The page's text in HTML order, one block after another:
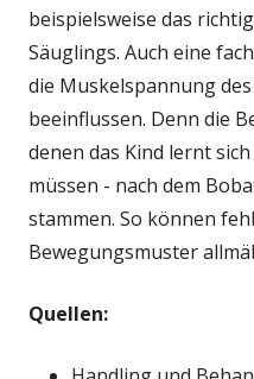
beispielsweise das
Säuglings. Auch eine
die Muskelspannung
beeinflussen. Denn die
denen das Kind lernt
müssen - nach dem
stammen. So können
Bewegungsmuster
Quellen: